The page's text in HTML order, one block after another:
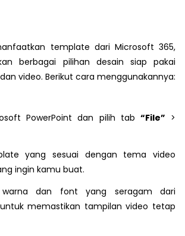
template dari Microsoft 365,
berbagai pilihan desain siap pakai
video. Berikut cara menggunakannya:
PowerPoint dan pilih tab “File” >
yang sesuai dengan tema video
ingin kamu buat.
warna dan font yang seragam dari
memastikan tampilan video tetap